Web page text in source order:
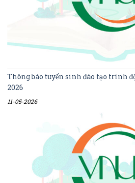
Thông báo tuyển sinh đào tạo trình
2026
11-05-2026